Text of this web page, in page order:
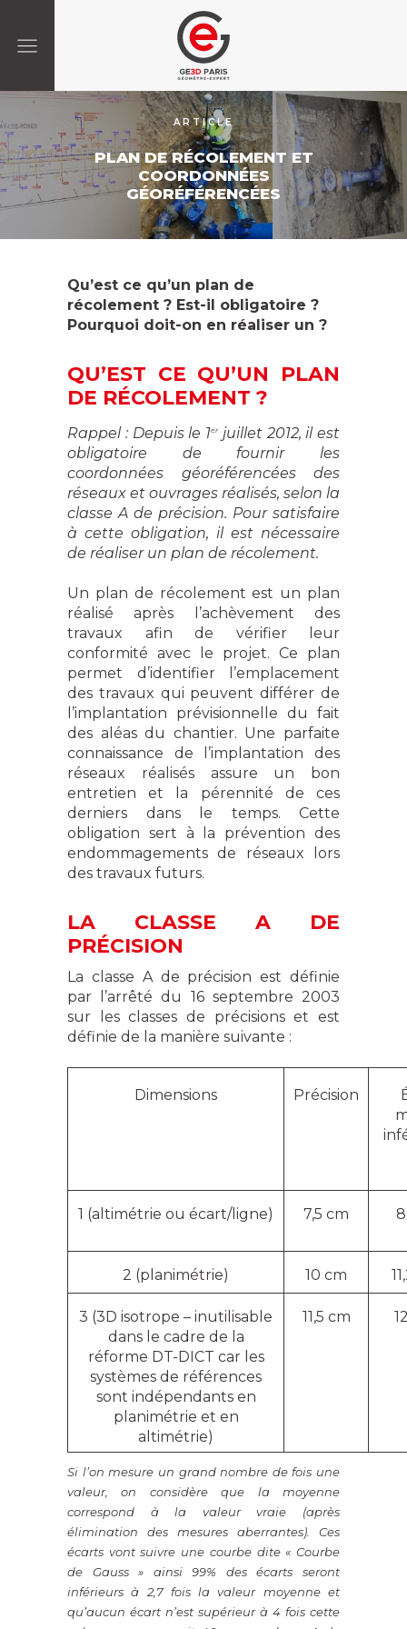
ARTICLE
PLAN DE RÉCOLEMENT ET
COORDONNÉES
GÉORÉFÉRENCÉES
Qu’est ce qu’un plan de
récolement ? Est-il obligatoire ?
Pourquoi doit-on en réaliser un ?
QU’EST CE QU’UN PLAN
DE RÉCOLEMENT ?
Rappel : Depuis le 1erjuillet 2012, il est
obligatoire de fournir les
coordonnées géoréférencées des
réseaux et ouvrages réalisés, selon la
classe A de précision. Pour satisfaire
à cette obligation, il est nécessaire
de réaliser un plan de récolement.
Un plan de récolement est un plan
réalisé après l’achèvement des
travaux afin de vérifier leur
conformité avec le projet. Ce plan
permet d’identifier l’emplacement
des travaux qui peuvent différer de
l’implantation prévisionnelle du fait
des aléas du chantier. Une parfaite
connaissance de l’implantation des
réseaux réalisés assure un bon
entretien et la pérennité de ces
derniers dans le temps. Cette
obligation sert à la prévention des
endommagements de réseaux lors
des travaux futurs.
LA CLASSE A DE
PRÉCISION
La classe A de précision est définie
par l’arrêté du 16 septembre 2003
sur les classes de précisions et est
définie de la manière suivante :
Dimensions Précision
1 (altimétrie ou écart/ligne) 7,5 cm
2 (planimétrie) 10 cm
3 (3D isotrope – inutilisable
dans le cadre de la
réforme DT-DICT car les
systèmes de références
sont indépendants en
planimétrie et en
altimétrie)
11,5 cm
Si l’on mesure un grand nombre de fois une
valeur, on considère que la moyenne
correspond à la valeur vraie (après
élimination des mesures aberrantes). Ces
écarts vont suivre une courbe dite « Courbe
de Gauss » ainsi 99% des écarts seront
inférieurs à 2,7 fois la valeur moyenne et
qu’aucun écart n’est supérieur à 4 fois cette